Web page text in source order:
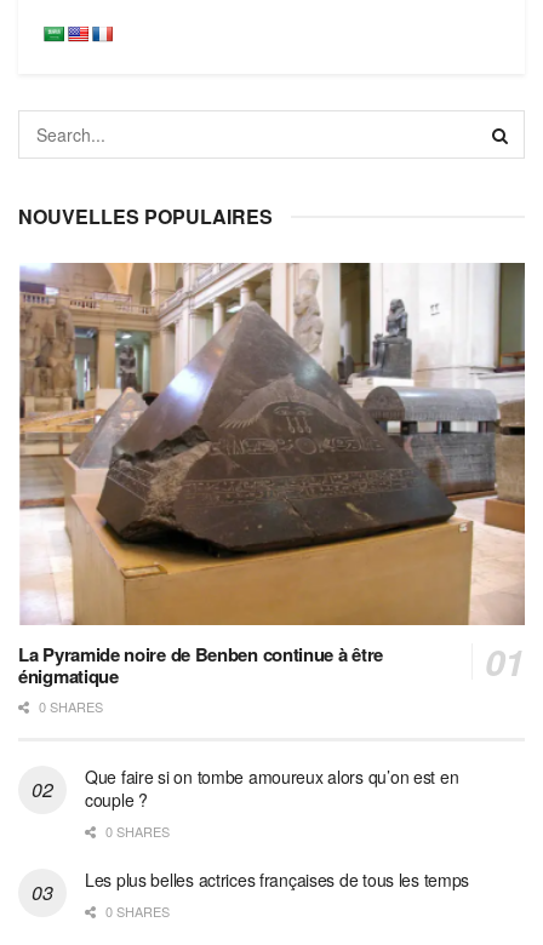
NOUVELLES POPULAIRES
La Pyramide noire de Benben continue à être
énigmatique
0 SHARES
Que faire si on tombe amoureux alors qu’on est en
couple ?
0 SHARES
Les plus belles actrices françaises de tous les temps
0 SHARES